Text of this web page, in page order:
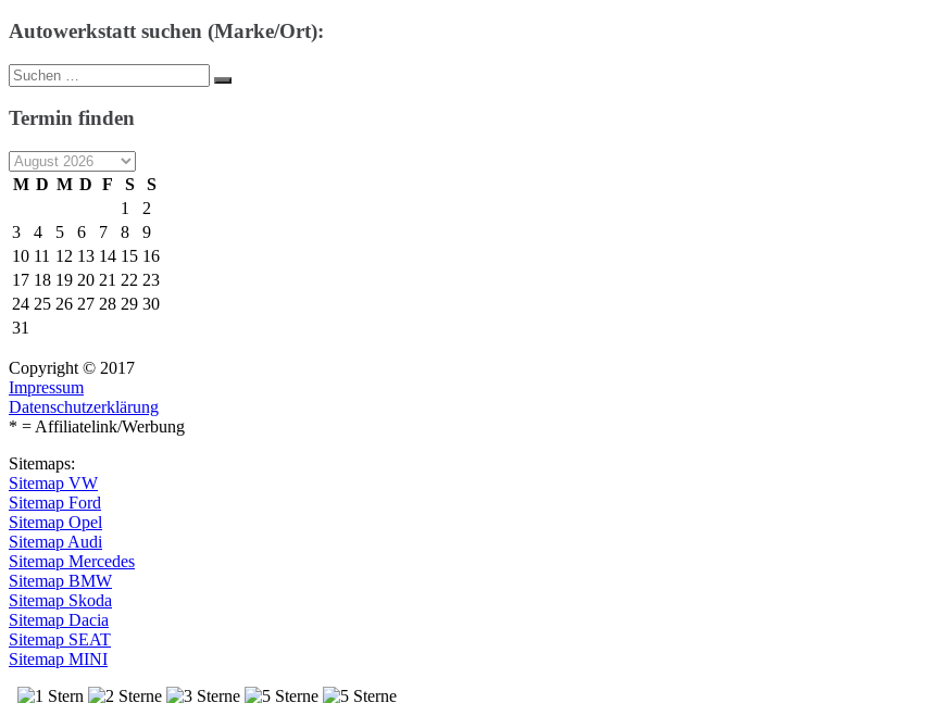
Autowerkstatt suchen (Marke/Ort):
Suche
nach:
Suchen
Termin finden
M D M D F S
S
1
2
3
4 5 6 7 8
9
10 11 12 13 14 15 16
17 18 19 20 21 22 23
24 25 26 27 28 29 30
31
Copyright © 2017
Impressum
Datenschutzerklärung
* = Affiliatelink/Werbung
Sitemaps:
Sitemap VW
Sitemap Ford
Sitemap Opel
Sitemap Audi
Sitemap Mercedes
Sitemap BMW
Sitemap Skoda
Sitemap Dacia
Sitemap SEAT
Sitemap MINI